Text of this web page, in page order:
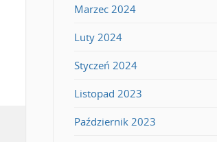
Marzec 2024
Luty 2024
Styczeń 2024
Listopad 2023
Październik 2023